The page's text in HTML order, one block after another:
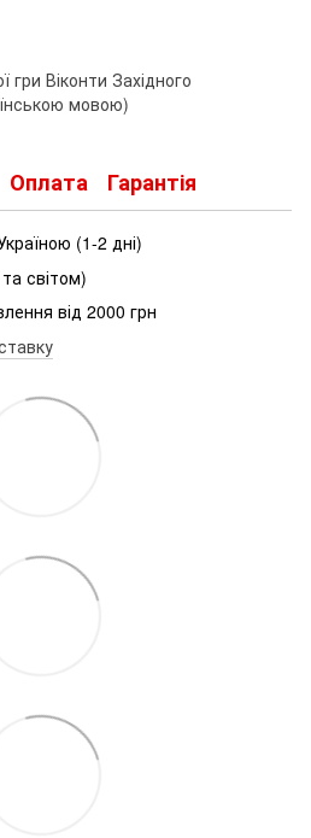
гри Віконти Західного
мовою)
Оплата Гарантія
(1-2 дні)
світом)
від 2000 грн